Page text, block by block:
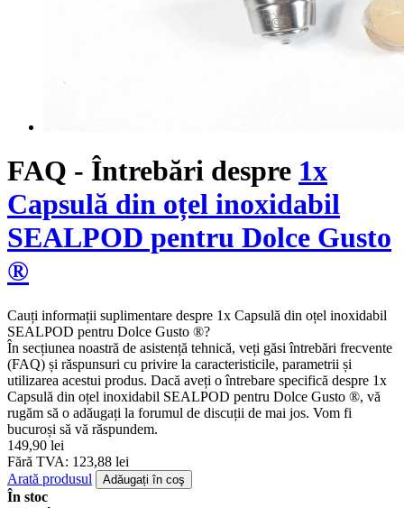
FAQ - Întrebări despre 1x
Capsulă din oțel inoxidabil
SEALPOD pentru Dolce Gusto
®
Cauți informații suplimentare despre 1x Capsulă din oțel inoxidabil
SEALPOD pentru Dolce Gusto ®?
În secțiunea noastră de asistență tehnică, veți găsi întrebări frecvente
(FAQ) și răspunsuri cu privire la caracteristicile, parametrii și
utilizarea acestui produs. Dacă aveți o întrebare specifică despre 1x
Capsulă din oțel inoxidabil SEALPOD pentru Dolce Gusto ®, vă
rugăm să o adăugați la forumul de discuții de mai jos. Vom fi
bucuroși să vă răspundem.
149,90 lei
Fără TVA: 123,88 lei
Arată produsul
Adăugați în coş
În stoc